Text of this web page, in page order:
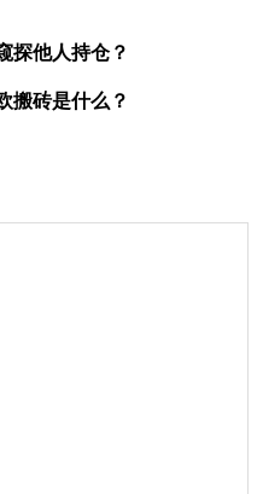
探他人持仓？
搬砖是什么？